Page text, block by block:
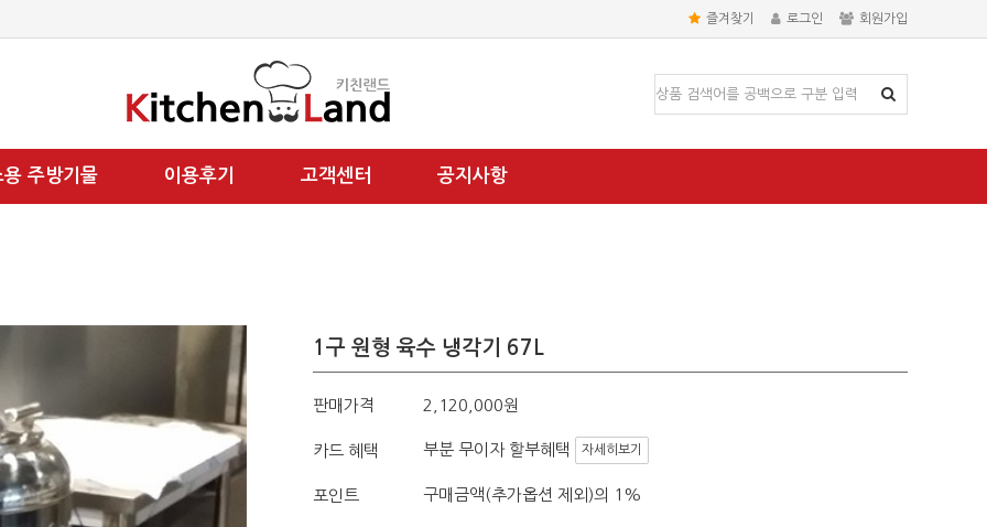
즐겨찾기 로그인 회원가입
용 주방기물 이용후기 고객센터 공지사항
1구 원형 육수 냉각기 67L
판매가격 2,120,000원
카드 혜택 부분 무이자 할부혜택 자세히보기
포인트 구매금액(추가옵션 제외)의 1%